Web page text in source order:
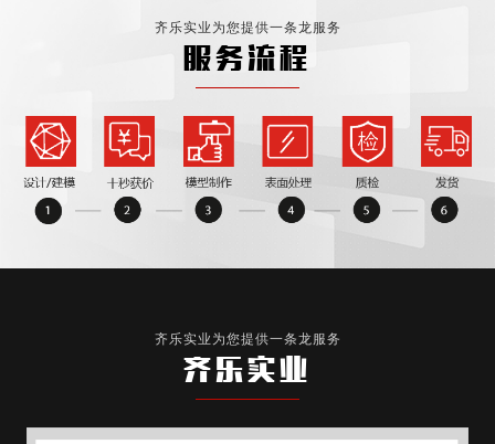
齐乐实业为您提供一条龙服务
服务流程
齐乐实业为您提供一条龙服务
齐乐实业